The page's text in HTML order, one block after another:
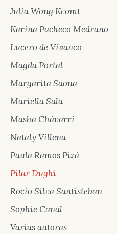
Julia Wong Kcomt
Karina Pacheco Medrano
Lucero de Vivanco
Magda Portal
Margarita Saona
Mariella Sala
Masha Chávarri
Nataly Villena
Paula Ramos Pizá
Pilar Dughi
Rocío Silva Santisteban
Sophie Canal
Varias autoras